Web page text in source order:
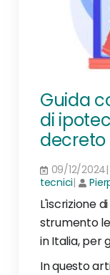
Guida
di
09/12/
tecnici|
L'iscrizione
strumento
in Italia, per
In questo